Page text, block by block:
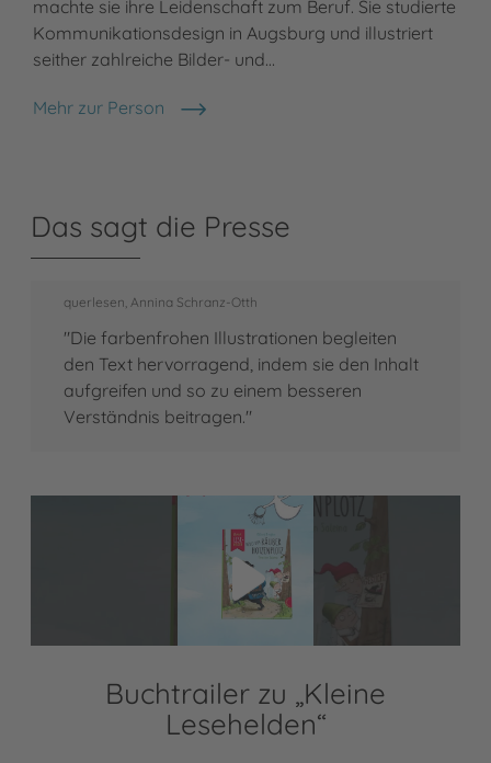
machte sie ihre Leidenschaft zum Beruf. Sie studierte
Kommunikationsdesign in Augsburg und illustriert
seither zahlreiche Bilder- und…
Mehr zur Person
Daniela Kulot
Das sagt die Presse
querlesen, Annina Schranz-Otth
"Die farbenfrohen Illustrationen begleiten
den Text hervorragend, indem sie den Inhalt
aufgreifen und so zu einem besseren
Verständnis beitragen."
Buchtrailer zu „Kleine
Lesehelden“